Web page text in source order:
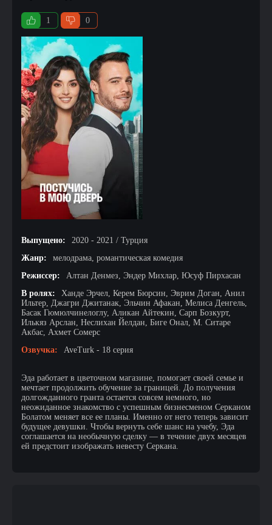
1 0
Выпущено:
2020 - 2021 / Турция
Жанр:
мелодрама, романтическая комедия
Режиссер:
Алтан Денмез, Эндер Михлар, Юсуф Пирхасан
В ролях:
Ханде Эрчел, Керем Бюрсин, Эврим Доган, Анил
Ильтер, Джагри Джитанак, Эльчин Афакан, Мелиса Денгель,
Басак Гюмюлчинелоглу, Аликан Айтекин, Сарп Бозкурт,
Илькяз Арслан, Неслихан Йелдан, Биге Онал, М. Ситаре
Акбас, Ахмет Сомерс
Озвучка:
AveTurk - 18 серия
Эда работает в цветочном магазине, помогает своей семье и
мечтает продолжить обучение за границей. До получения
долгожданного гранта остается совсем немного, но
неожиданное знакомство с успешным бизнесменом Серканом
Болатом меняет все ее планы. Именно от него теперь зависит
будущее девушки. Чтобы вернуть себе шанс на учебу, Эда
соглашается на необычную сделку — в течение двух месяцев
ей предстоит изображать невесту Серкана.